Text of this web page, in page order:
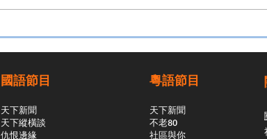
國語節目
天下新聞
天下縱橫談
​仇恨邊緣
粵語節目
天下新聞
不老80
社區與你